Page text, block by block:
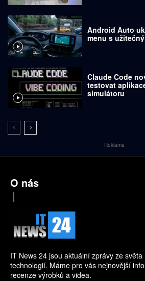
Android Auto
menu s
Claude Code
testovat
simulátoru
Reklama
O nás
IT News 24 jsou aktuální zprávy ze
technologií. Máme pro vás nejnovější
recenze výrobků a videa.